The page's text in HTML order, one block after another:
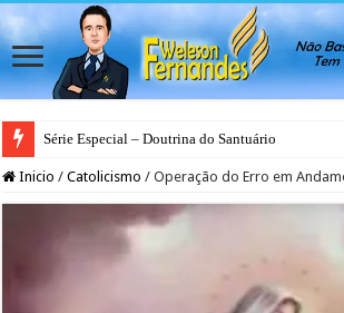
Série Especial – Doutrina do Santuário
Inicio / Catolicismo / Operação do Erro em